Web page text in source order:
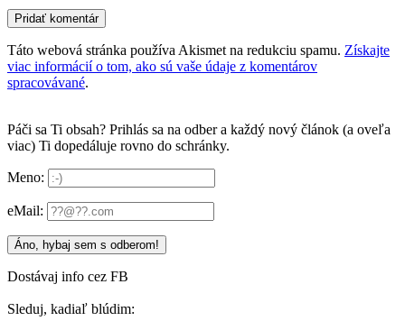
Táto webová stránka používa Akismet na redukciu spamu. Získajte
viac informácií o tom, ako sú vaše údaje z komentárov
spracovávané.
Páči sa Ti obsah? Prihlás sa na odber a každý nový článok (a oveľa
viac) Ti dopedáluje rovno do schránky.
Meno:
eMail:
Dostávaj info cez FB
Sleduj, kadiaľ blúdim: